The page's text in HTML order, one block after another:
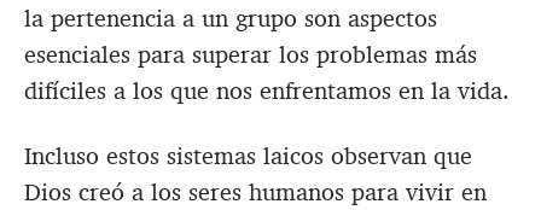
la pertenencia a un grupo son aspectos
esenciales para superar los problemas más
difíciles a los que nos enfrentamos en la vida.
Incluso estos sistemas laicos observan que
Dios creó a los seres humanos para vivir en